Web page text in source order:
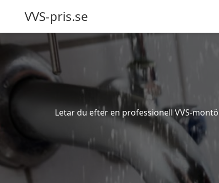
VVS-pris.se
Letar du efter en professionell VVS-